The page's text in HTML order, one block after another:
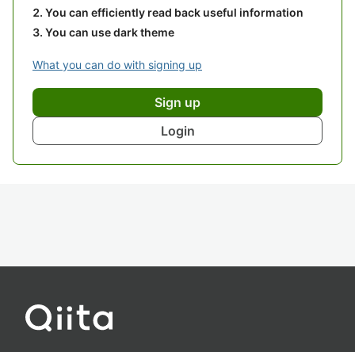
You can efficiently read back useful information
You can use dark theme
What you can do with signing up
Sign up
Login